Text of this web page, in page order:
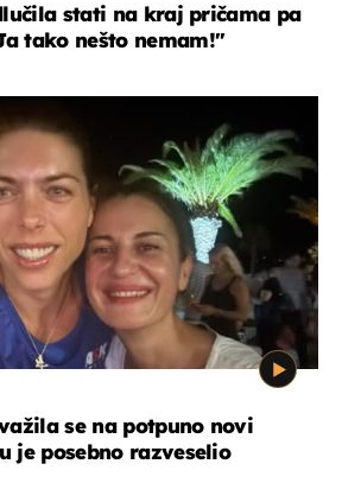
stati na kraj pričama pa
tako nešto nemam!"
se na potpuno novi
je posebno razveselio